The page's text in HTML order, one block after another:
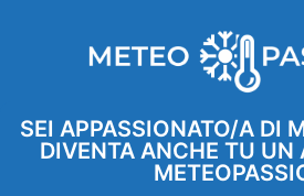
SEI APPASSIONATO/A DI
DIVENTA ANCHE TU UN